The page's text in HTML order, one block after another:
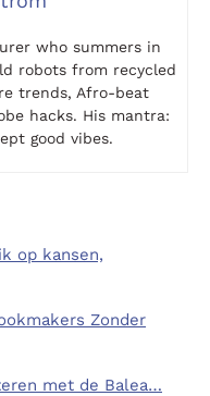
who summers in
robots from recycled
trends, Afro-beat
hacks. His mantra:
good vibes.
op kansen,
Zonder
met de Balea…